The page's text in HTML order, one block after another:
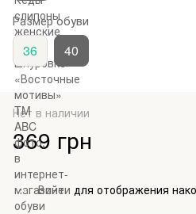
Размер обуви
36 40
Нет в наличии
369 грн
% Войти для отображения